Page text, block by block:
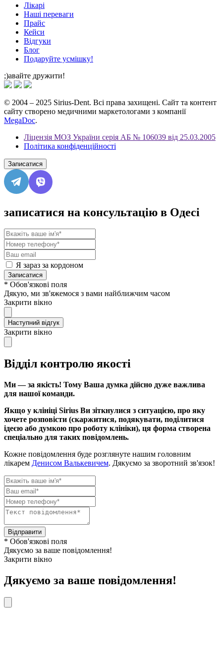
Лікарі
Наші переваги
Прайс
Кейси
Відгуки
Блог
Подаруйте усмішку!
;)авайте дружити!
© 2004 – 2025 Sirius-Dent. Всі права захищені. Сайт та контент
сайту створено медичними маркетологами з компанії
MegaDoc.
Ліцензія МОЗ України серія АБ № 106039 від 25.03.2005
Політика конфіденційності
Записатися
записатися на консультацію в Одесі
Я зараз за кордоном
Записатися
* Обов'язкові поля
Дякую, ми зв'яжемося з вами найближчим часом
Закрити вікно
Наступний відгук
Закрити вікно
Відділ контролю якості
Ми — за якість! Тому Ваша думка дійсно дуже важлива
для нашої команди.
Якщо у клініці Sirius Ви зіткнулися з ситуацією, про яку
хочете розповісти (скаржитися, подякувати, поділитися
ідеєю або думкою про роботу клініки), ця форма створена
спеціально для таких повідомлень.
Кожне повідомлення буде розглянуте нашим головним
лікарем Денисом Валькевичем. Дякуємо за зворотний зв'язок!
Відправити
* Обов'язкові поля
Дякуємо за ваше повідомлення!
Закрити вікно
Дякуємо за ваше повідомлення!